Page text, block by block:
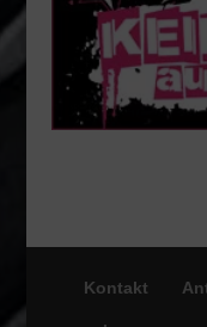
Kontakt